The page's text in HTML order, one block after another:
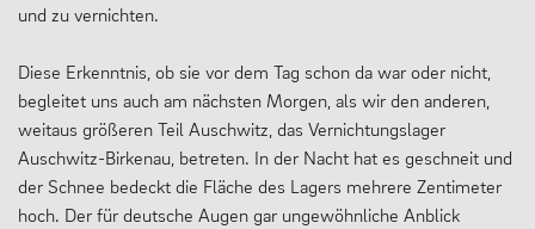
und zu vernichten.
Diese Erkenntnis, ob sie vor dem Tag schon da war oder nicht,
begleitet uns auch am nächsten Morgen, als wir den anderen,
weitaus größeren Teil Auschwitz, das Vernichtungslager
Auschwitz-Birkenau, betreten. In der Nacht hat es geschneit und
der Schnee bedeckt die Fläche des Lagers mehrere Zentimeter
hoch. Der für deutsche Augen gar ungewöhnliche Anblick